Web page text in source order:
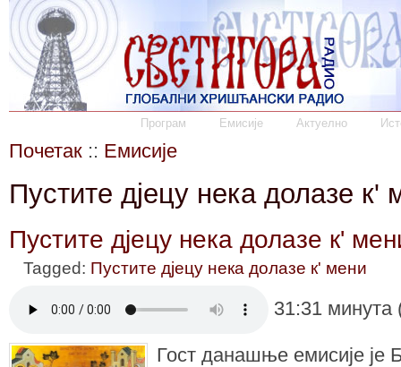
Програм Емисије Актуелно
Почетак :: Емисије
Пустите дјецу нека долазе к'
Пустите дјецу нека долазе к'
Tagged: Пустите дјецу нека долазе к' мени
31:31
Гост данашње емисије је